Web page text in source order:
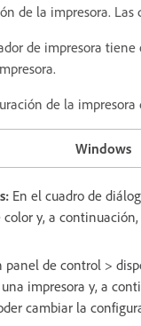
de la impresora.
de impresora
de la impresora
Windows
En el cuadro de
y, a
panel de control >
impresora y, a
cambiar la